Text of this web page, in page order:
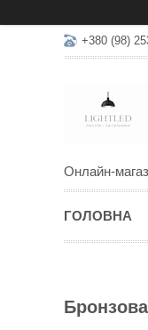
+380 (98)
Онлайн-
ГОЛОВНА